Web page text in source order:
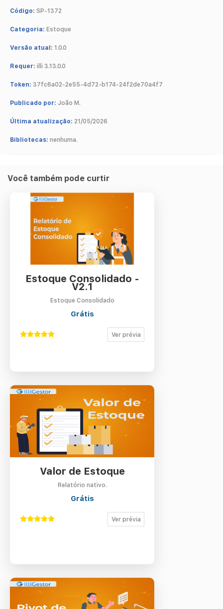
Código: SP-1372
Categoria: Estoque
Versão atual: 1.0.0
Requer: illi 3.13.0.0
Token: 37fc6a02-2e55-4d72-b174-24f2de70a4f7
Publicado por: João M.
Última atualização: 21/05/2026
Bibliotecas: nenhuma.
Você também pode curtir
Estoque Consolidado -
V2.1
Estoque Consolidado
Grátis
Ver prévia
Valor de Estoque
Relatório nativo.
Grátis
Ver prévia